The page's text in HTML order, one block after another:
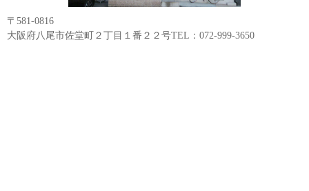
〒581-0816
大阪府八尾市佐堂町２丁目１番２２号TEL：072-999-3650